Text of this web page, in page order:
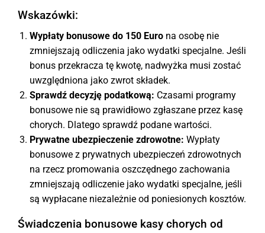
Wskazówki:
Wypłaty bonusowe do 150 Euro na osobę nie
zmniejszają odliczenia jako wydatki specjalne. Jeśli
bonus przekracza tę kwotę, nadwyżka musi zostać
uwzględniona jako zwrot składek.
Sprawdź decyzję podatkową: Czasami programy
bonusowe nie są prawidłowo zgłaszane przez kasę
chorych. Dlatego sprawdź podane wartości.
Prywatne ubezpieczenie zdrowotne: Wypłaty
bonusowe z prywatnych ubezpieczeń zdrowotnych
na rzecz promowania oszczędnego zachowania
zmniejszają odliczenie jako wydatki specjalne, jeśli
są wypłacane niezależnie od poniesionych kosztów.
Świadczenia bonusowe kasy chorych od